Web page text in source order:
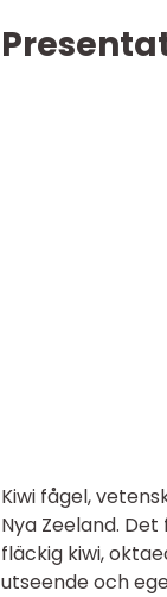
Kiwi fågel,
Nya Zeeland.
fläckig kiwi,
utseende och